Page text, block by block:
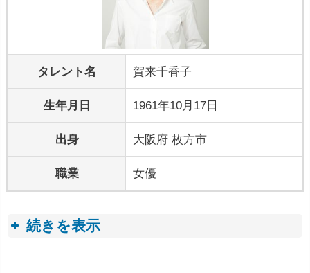
タレント名 賀来千香子
生年月日 1961年10月17日
出身 大阪府 枚方市
職業 女優
続きを表示